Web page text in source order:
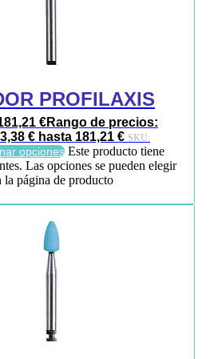
PROFILAXIS
€Rango de precios:
€ hasta 181,21 € SKU:
opciones Este producto tiene
Las opciones se pueden elegir
la página de producto